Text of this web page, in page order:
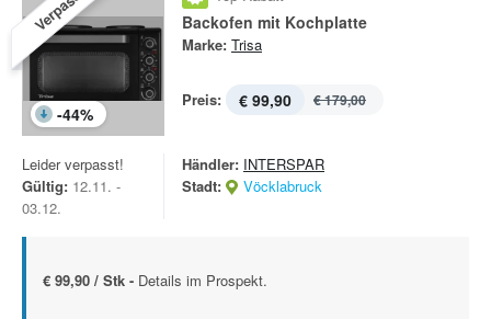
-44%
Backofen mit Kochplatte
Marke: Trisa
Preis: € 99,90 € 179,00
Leider verpasst!
Gültig: 12.11. -
03.12.
Händler: INTERSPAR
Stadt:
Vöcklabruck
€ 99,90 / Stk - Details im Prospekt.